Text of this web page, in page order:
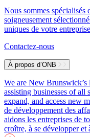
Nous sommes spécialisés
soigneusement
uniques de votre
Contactez-nous
À propos d’ONB
We are New Brunswick’s
assisting businesses of all
expand, and access new
de développement des
aidons les entreprises de
croître, à se développer et